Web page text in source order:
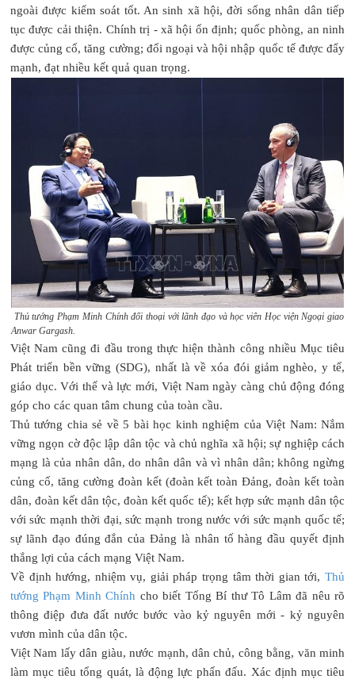
ngoài được kiểm soát tốt. An sinh xã hội, đời sống nhân dân tiếp
tục được cải thiện. Chính trị - xã hội ổn định; quốc phòng, an ninh
được củng cố, tăng cường; đối ngoại và hội nhập quốc tế được đẩy
mạnh, đạt nhiều kết quả quan trọng.
Thủ tướng Phạm Minh Chính đối thoại với lãnh đạo và học viên Học viện Ngoại giao
Anwar Gargash.
Việt Nam cũng đi đầu trong thực hiện thành công nhiều Mục tiêu
Phát triển bền vững (SDG), nhất là về xóa đói giảm nghèo, y tế,
giáo dục. Với thế và lực mới, Việt Nam ngày càng chủ động đóng
góp cho các quan tâm chung của toàn cầu.
Thủ tướng chia sẻ về 5 bài học kinh nghiệm của Việt Nam: Nắm
vững ngọn cờ độc lập dân tộc và chủ nghĩa xã hội; sự nghiệp cách
mạng là của nhân dân, do nhân dân và vì nhân dân; không ngừng
củng cố, tăng cường đoàn kết (đoàn kết toàn Đảng, đoàn kết toàn
dân, đoàn kết dân tộc, đoàn kết quốc tế); kết hợp sức mạnh dân tộc
với sức mạnh thời đại, sức mạnh trong nước với sức mạnh quốc tế;
sự lãnh đạo đúng đắn của Đảng là nhân tố hàng đầu quyết định
thắng lợi của cách mạng Việt Nam.
Về định hướng, nhiệm vụ, giải pháp trọng tâm thời gian tới, Thủ
tướng Phạm Minh Chính cho biết Tổng Bí thư Tô Lâm đã nêu rõ
thông điệp đưa đất nước bước vào kỷ nguyên mới - kỷ nguyên
vươn mình của dân tộc.
Việt Nam lấy dân giàu, nước mạnh, dân chủ, công bằng, văn minh
làm mục tiêu tổng quát, là động lực phấn đấu. Xác định mục tiêu